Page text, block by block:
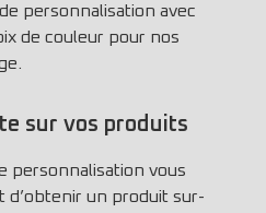
personnalisation avec
de couleur pour nos
sur vos produits
personnalisation vous
d’obtenir un produit sur-